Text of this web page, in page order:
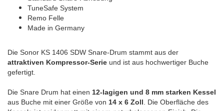
TuneSafe System
Remo Felle
Made in Germany
Die Sonor KS 1406 SDW Snare-Drum stammt aus der
attraktiven Kompressor-Serie und ist aus hochwertiger Buche
gefertigt.
Die Snare Drum hat einen 12-lagigen und 8 mm starken Kessel
aus Buche mit einer Größe von 14 x 6 Zoll . Die Oberfläche des